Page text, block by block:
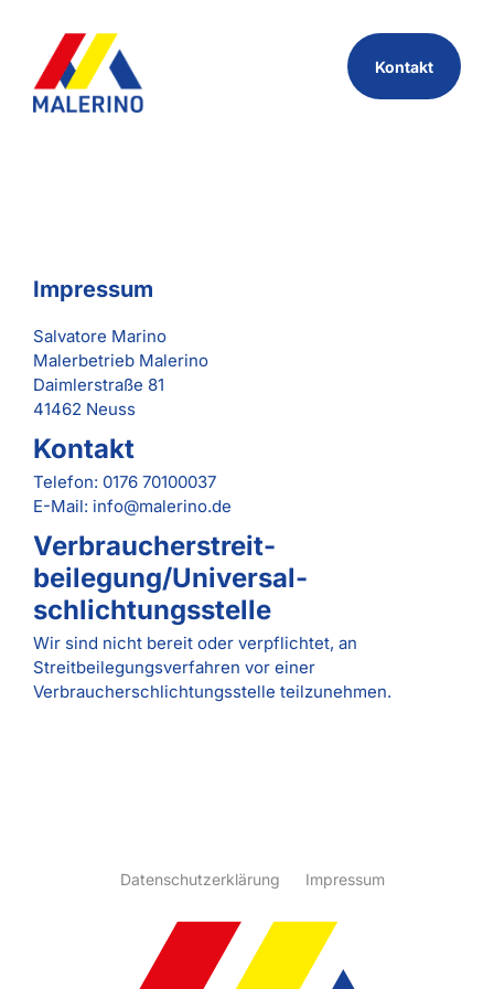
Kontakt
Impressum
Salvatore Marino
Malerbetrieb Malerino
Daimlerstraße 81
41462 Neuss
Kontakt
Telefon: 0176 70100037
E-Mail: info@malerino.de
Verbraucher­streit­
beilegung/Universal­
schlichtungs­stelle
Wir sind nicht bereit oder verpflichtet, an
Streitbeilegungsverfahren vor einer
Verbraucherschlichtungsstelle teilzunehmen.
Datenschutz­erklärung Impressum